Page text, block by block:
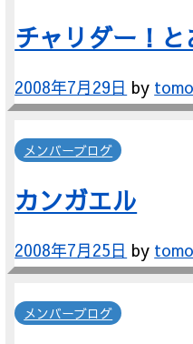
チャリダー！と
2008年7月29日 by tomo
メンバーブログ
カンガエル
2008年7月25日 by tomo
メンバーブログ